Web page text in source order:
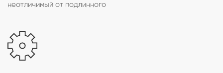
неотличимый от подлинного